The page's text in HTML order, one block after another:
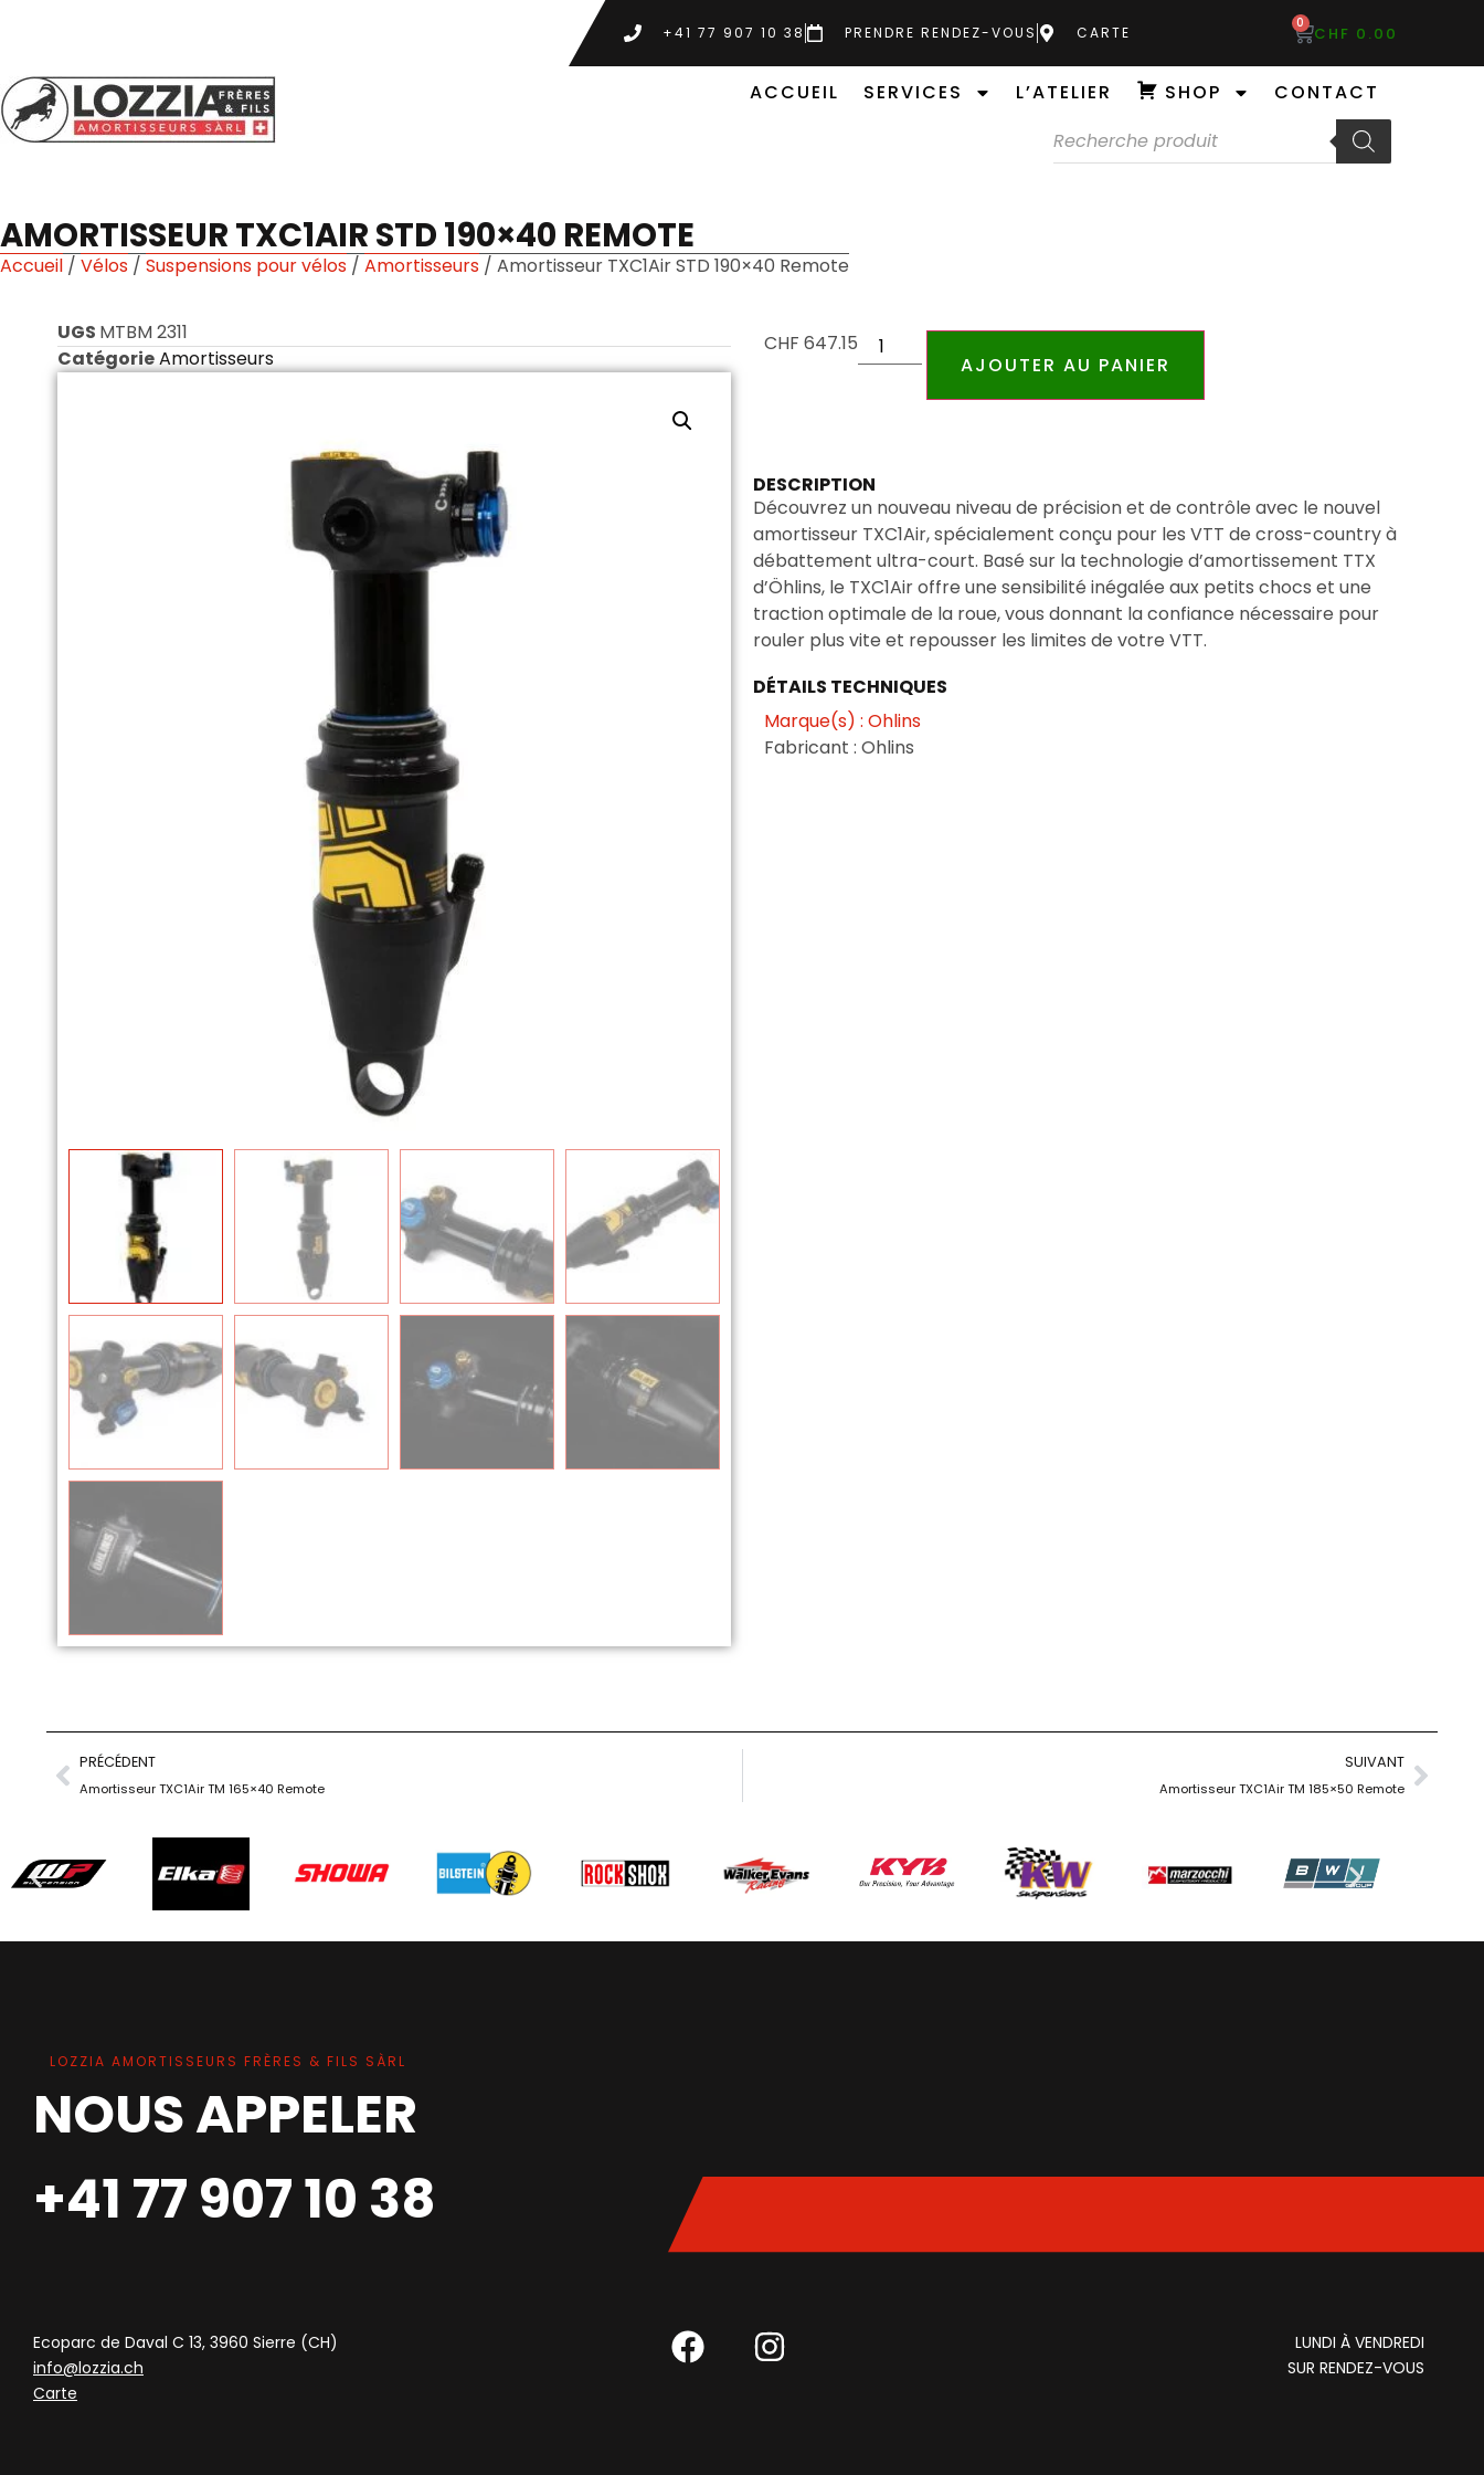
+41 77 907 10 38 PRENDRE RENDEZ-VOUS CARTE CHF 0.00
0
ACCUEIL SERVICES L’ATELIER SHOP CONTACT
AMORTISSEUR TXC1AIR STD 190×40 REMOTE
Accueil / Vélos / Suspensions pour vélos / Amortisseurs / Amortisseur TXC1Air STD 190×40 Remote
UGS MTBM 2311
CatégorieAmortisseurs
CHF 647.15
AJOUTER AU PANIER
DESCRIPTION
Découvrez un nouveau niveau de précision et de contrôle avec le nouvel
amortisseur TXC1Air, spécialement conçu pour les VTT de cross-country à
débattement ultra-court. Basé sur la technologie d’amortissement TTX
d’Öhlins, le TXC1Air offre une sensibilité inégalée aux petits chocs et une
traction optimale de la roue, vous donnant la confiance nécessaire pour
rouler plus vite et repousser les limites de votre VTT.
DÉTAILS TECHNIQUES
Marque(s) : Ohlins
Fabricant : Ohlins
PRÉCÉDENT
Amortisseur TXC1Air TM 165×40 Remote
SUIVANT
Amortisseur TXC1Air TM 185×50 Remote
LOZZIA AMORTISSEURS FRÈRES & FILS SÀRL
NOUS APPELER
+41 77 907 10 38
Ecoparc de Daval C 13, 3960 Sierre (CH)
info@lozzia.ch
Carte
LUNDI À VENDREDI
SUR RENDEZ-VOUS